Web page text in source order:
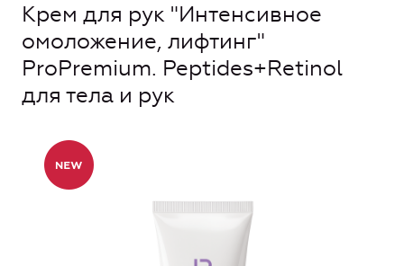
Крем для рук "Интенсивное
омоложение, лифтинг"
ProPremium. Peptides+Retinol
для тела и рук